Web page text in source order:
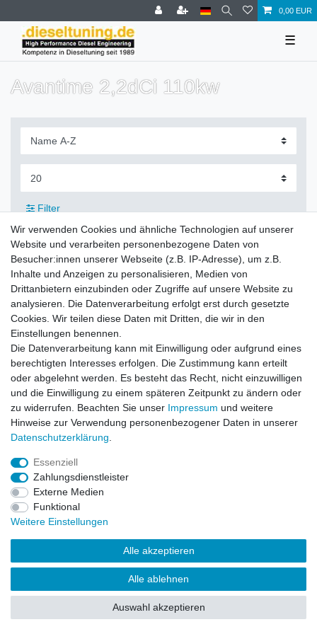
0,00 EUR
☰
Avantime 2,2dCi 110kw
Filter
Zahlung und Versand
Daten­schutz­erklärung
Barrierefreiheitserklärung Widerrufs­recht
Vertrag widerrufen
© Copyright 2026 | Alle Rechte vorbehalten.
Wir verwenden Cookies und ähnliche Technologien auf unserer
Website und verarbeiten personenbezogene Daten von
Besucher:innen unserer Webseite (z.B. IP-Adresse), um z.B.
Inhalte und Anzeigen zu personalisieren, Medien von
Drittanbietern einzubinden oder Zugriffe auf unsere Website zu
analysieren. Die Datenverarbeitung erfolgt erst durch gesetzte
Cookies. Wir teilen diese Daten mit Dritten, die wir in den
Einstellungen benennen.
Die Datenverarbeitung kann mit Einwilligung oder aufgrund eines
berechtigten Interesses erfolgen. Die Zustimmung kann erteilt
oder abgelehnt werden. Es besteht das Recht, nicht einzuwilligen
und die Einwilligung zu einem späteren Zeitpunkt zu ändern oder
zu widerrufen. Beachten Sie unser Impressum und weitere
Hinweise zur Verwendung personenbezogener Daten in unserer
Daten­schutz­erklärung
Essenziell
Zahlungsdienstleister
Externe Medien
Funktional
Weitere Einstellungen
Alle akzeptieren
Alle ablehnen
Auswahl akzeptieren